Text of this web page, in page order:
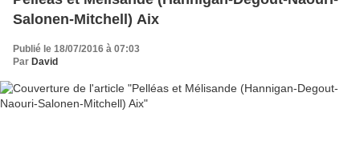
Salonen-Mitchell) Aix
Publié le 18/07/2016 à 07:03
Par David